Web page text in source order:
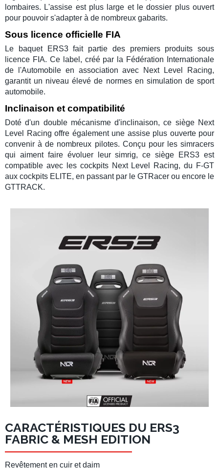
lombaires. L'assise est plus large et le dossier plus ouvert
pour pouvoir s'adapter à de nombreux gabarits.
Sous licence officielle FIA
Le baquet ERS3fait partie des premiers produits sous
licence FIA. Ce label, créé par la Fédération Internationale
de l'Automobile en association avec Next Level Racing,
garantit un niveau élevé de normes en simulation de sport
automobile.
Inclinaison et compatibilité
Doté d'un double mécanisme d'inclinaison, ce siège Next
Level Racing offre également une assise plus ouverte pour
convenir à de nombreux pilotes. Conçu pour les simracers
qui aiment faire évoluer leursimrig, cesiège ERS3 est
compatible avec les cockpits Next Level Racing, du F-GT
aux cockpits ELITE, en passant par le GTRacer ou encore le
GTTRACK.
CARACTÉRISTIQUES DU ERS3
FABRIC & MESH EDITION
Revêtement en cuir et daim